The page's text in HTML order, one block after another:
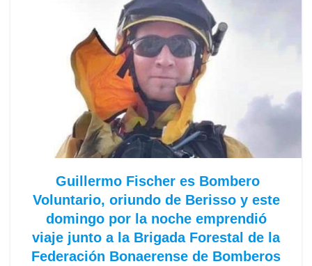
Guillermo Fischer es Bombero
Voluntario, oriundo de Berisso y este
domingo por la noche emprendió
viaje junto a la Brigada Forestal de la
Federación Bonaerense de Bomberos